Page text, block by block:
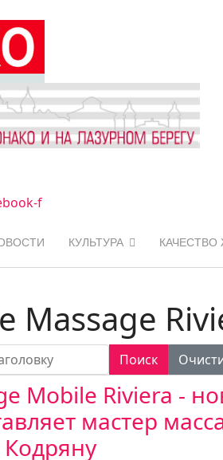
f
КУЛЬТУРА КАЧЕСТВО
Massage
Поиск
Mobile Riviera -
мастер